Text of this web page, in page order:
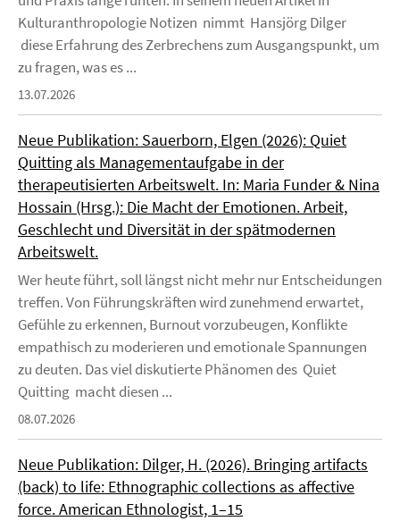
Kulturanthropologie Notizen nimmt Hansjörg Dilger
diese Erfahrung des Zerbrechens zum Ausgangspunkt, um
zu fragen, was es ...
13.07.2026
Neue Publikation: Sauerborn, Elgen (2026): Quiet
Quitting als Managementaufgabe in der
therapeutisierten Arbeitswelt. In: Maria Funder & Nina
Hossain (Hrsg.): Die Macht der Emotionen. Arbeit,
Geschlecht und Diversität in der spätmodernen
Arbeitswelt.
Wer heute führt, soll längst nicht mehr nur Entscheidungen
treffen. Von Führungskräften wird zunehmend erwartet,
Gefühle zu erkennen, Burnout vorzubeugen, Konflikte
empathisch zu moderieren und emotionale Spannungen
zu deuten. Das viel diskutierte Phänomen des Quiet
Quitting macht diesen ...
08.07.2026
Neue Publikation: Dilger, H. (2026). Bringing artifacts
(back) to life: Ethnographic collections as affective
force. American Ethnologist, 1–15